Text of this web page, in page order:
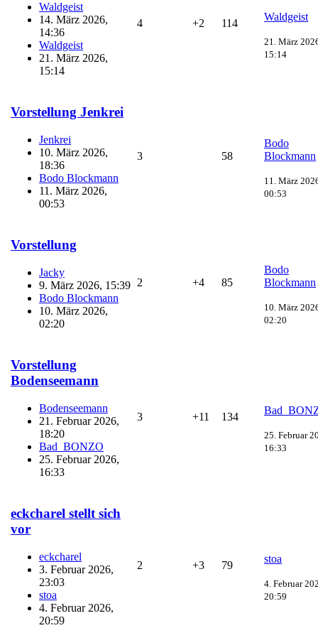
Waldgeist
14. März 2026,
14:36
Waldgeist
21. März 2026,
15:14
4 +2 114
Waldgeist
21. März
15:14
Vorstellung Jenkrei
Jenkrei
10. März 2026,
18:36
Bodo Blockmann
11. März 2026,
00:53
3 58
Bodo
Blockmann
11. März
00:53
Vorstellung
Jacky
9. März 2026, 15:39
Bodo Blockmann
10. März 2026,
02:20
2 +4 85
Bodo
Blockmann
10. März
02:20
Vorstellung
Bodenseemann
Bodenseemann
21. Februar 2026,
18:20
Bad_BONZO
25. Februar 2026,
16:33
3 +11 134
25. Februar
16:33
eckcharel stellt sich
vor
eckcharel
3. Februar 2026,
23:03
stoa
4. Februar 2026,
20:59
2 +3 79
stoa
4. Februar
20:59